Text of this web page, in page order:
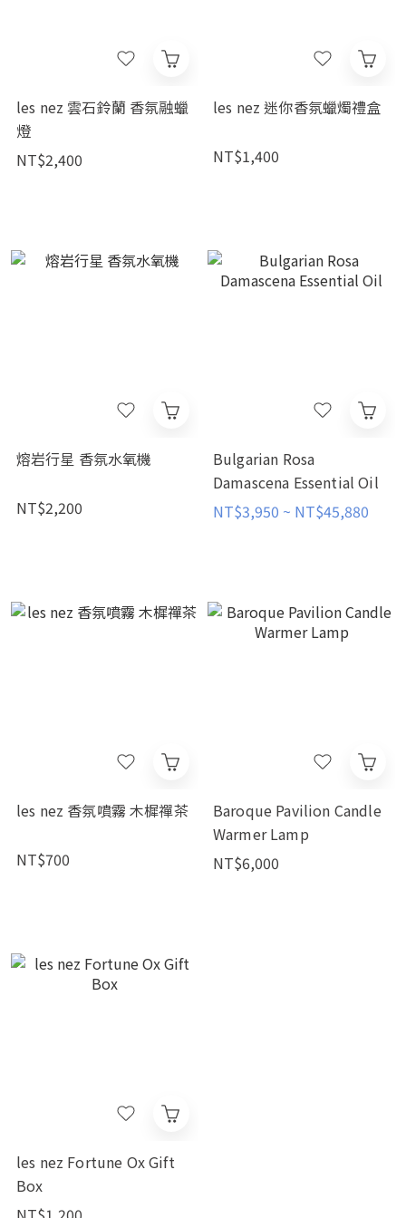
les nez 雲石鈴蘭 香氛融蠟
燈
NT$2,400
les nez 迷你香氛蠟燭禮盒
NT$1,400
熔岩行星 香氛水氧機
NT$2,200
Bulgarian Rosa
Damascena Essential Oil
NT$3,950 ~ NT$45,880
les nez 香氛噴霧 木樨禪茶
NT$700
Baroque Pavilion Candle
Warmer Lamp
NT$6,000
les nez Fortune Ox Gift
Box